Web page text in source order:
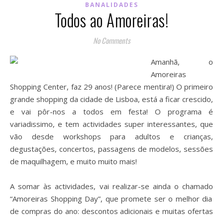
BANALIDADES
Todos ao Amoreiras!
No Comments
Amanhã, o
Amoreiras
Shopping Center, faz 29 anos! (Parece mentira!) O primeiro
grande shopping da cidade de Lisboa, está a ficar crescido,
e vai pôr-nos a todos em festa! O programa é
variadissimo, e tem actividades super interessantes, que
vão desde workshops para adultos e crianças,
degustações, concertos, passagens de modelos, sessões
de maquilhagem, e muito muito mais!
A somar às actividades, vai realizar-se ainda o chamado
“Amoreiras Shopping Day”, que promete ser o melhor dia
de compras do ano: descontos adicionais e muitas ofertas